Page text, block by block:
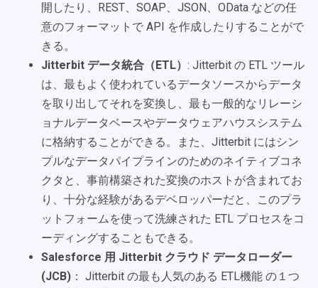
開したり、REST、SOAP、JSON、OData などの任
意のフォーマットで API を作成したりすることがで
きる。
Jitterbit データ統合（ETL） : Jitterbit の ETL ツール
は、最もよく使われているデータソースからデータ
を取り出してそれを変換し、最も一般的なリレーシ
ョナルデータベースやデータウェアハウスシステム
に格納することができる。また、Jitterbit にはシン
プルなデータパイプラインのためのネイティブコネ
クタと、事前構築された変換のホストが含まれてお
り、十分な経験があるデベロッパーだと、このプラ
ットフォームを使って洗練された ETL プロセスをコ
ーディングすることもできる。
Salesforce 用 Jitterbit クラウド データローダー
(JCB) ： Jitterbit の最も人気のある ETL機能 の１つ